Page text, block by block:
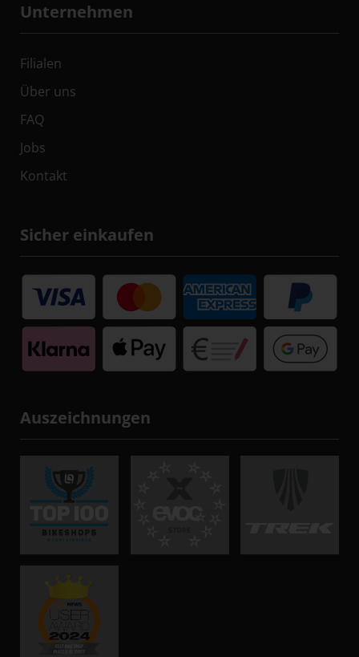
Unternehmen
Filialen
Über uns
FAQ
Jobs
Kontakt
Sicher einkaufen
Auszeichnungen